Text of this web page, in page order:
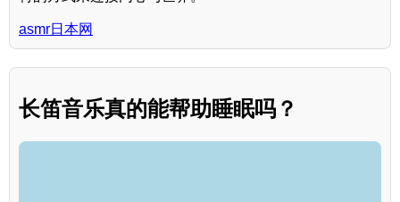
asmr日本网
长笛音乐真的能帮助睡眠吗？